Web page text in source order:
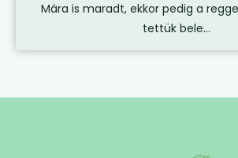
Mára is maradt, ekkor pedig a
tettük bele...